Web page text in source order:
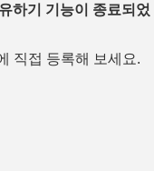
하기 기능이 종료되었
직접 등록해 보세요.